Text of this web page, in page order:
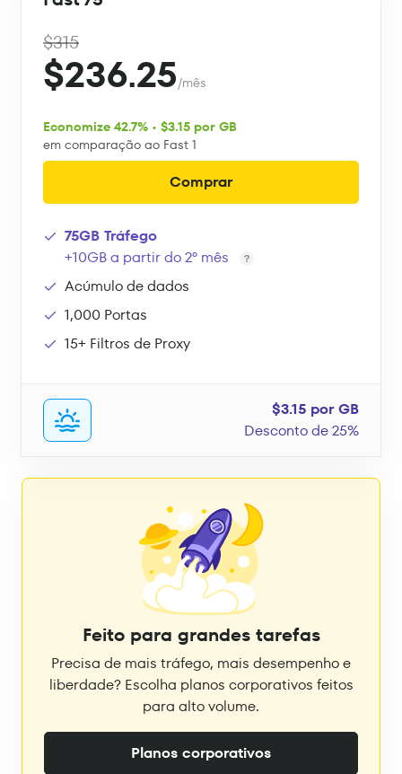
$315
$236.25/mês
Economize 42.7% • $3.15 por GB
em comparação ao Fast 1
Comprar
75GB Tráfego
+10GB a partir do 2º mês
Acúmulo de dados
1,000 Portas
15+ Filtros de Proxy
$3.15 por GB
Desconto de 25%
Feito para grandes tarefas
Precisa de mais tráfego, mais desempenho e
liberdade? Escolha planos corporativos feitos
para alto volume.
Planos corporativos